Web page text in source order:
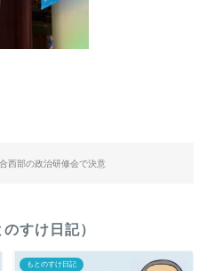
西部の政治研修会で決意
すけ日記）
もとのすけ日記